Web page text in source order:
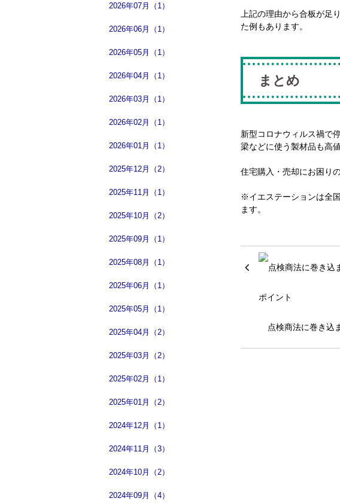
2026年07月（1）
2026年06月（1）
2026年05月（1）
2026年04月（1）
2026年03月（1）
2026年02月（1）
2026年01月（1）
2025年12月（2）
2025年11月（1）
2025年10月（2）
2025年09月（1）
2025年08月（1）
2025年06月（1）
2025年05月（1）
2025年04月（2）
2025年03月（2）
2025年02月（1）
2025年01月（2）
2024年12月（1）
2024年11月（3）
2024年10月（2）
2024年09月（4）
上記の理由から合板が足
た例もあります。
まとめ
新型コロナウィルス禍で
梁などに使う製材品も高
住宅購入・売却にお困り
※イエステーションは全
ます。
点検商法に巻き込